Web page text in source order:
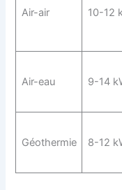
Air-air 10-12
Air-eau 9-14
Géothermie 8-12